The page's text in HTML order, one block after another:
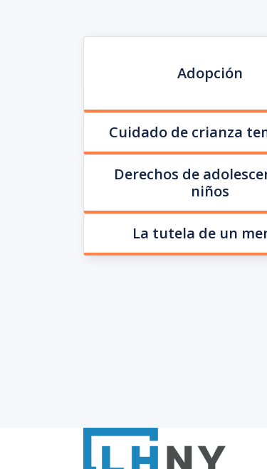
Adopción
Cuidado de crianza
Derechos de
niños
La tutela de un